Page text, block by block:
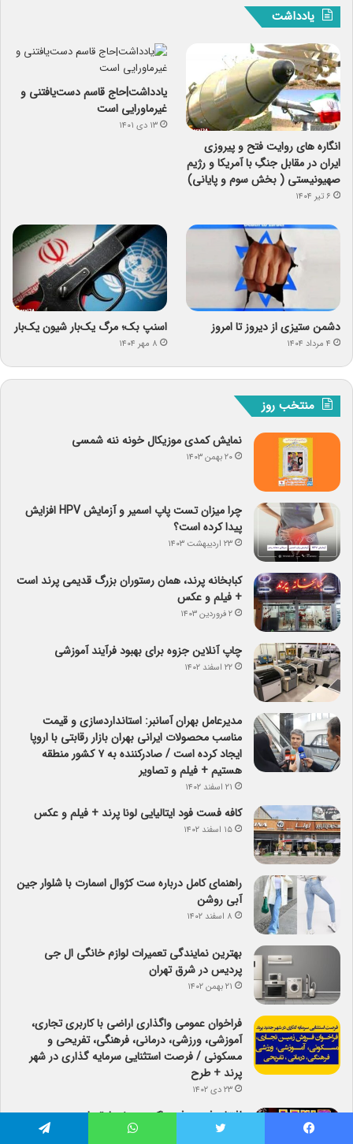
یادداشت
انگاره های روایت فتح و پیروزی
ایران در مقابل جنگِ با آمریکا و رژیم
صهیونیستی ( بخش سوم و پایانی)
۶ تیر ۱۴۰۴
یادداشت|حاج قاسم دست‌یافتنی و
غیرماورایی است
۱۳ دی ۱۴۰۱
دشمن ستیزی از دیروز تا امروز
۴ مرداد ۱۴۰۴
اسنپ ‌بک؛ مرگ یک‌بار شیون یک‌بار
۸ مهر ۱۴۰۴
منتخب روز
نمایش کمدی موزیکال خونه ننه شمسی
۲۰ بهمن ۱۴۰۳
چرا میزان تست پاپ اسمیر و آزمایش HPV افزایش
پیدا کرده است؟
۲۳ اردیبهشت ۱۴۰۳
کبابخانه پرند، همان رستوران بزرگ قدیمی پرند است
+ فیلم و عکس
۲ فروردین ۱۴۰۳
چاپ آنلاین جزوه برای بهبود فرآیند آموزشی
۲۲ اسفند ۱۴۰۲
مدیرعامل بهران آسانبر: استانداردسازی و قیمت
مناسب محصولات ایرانی بهران بازار رقابتی با اروپا
ایجاد کرده است / صادرکننده به ۷ کشور منطقه
هستیم + فیلم و تصاویر
۲۱ اسفند ۱۴۰۲
کافه فست فود ایتالیایی لونا پرند + فیلم و عکس
۱۵ اسفند ۱۴۰۲
راهنمای کامل درباره ست کژوال اسمارت با شلوار جین
آبی روشن
۸ اسفند ۱۴۰۲
بهترین نمایندگی تعمیرات لوازم خانگی ال جی
پردیس در شرق تهران
۲۱ بهمن ۱۴۰۲
فراخوان عمومی واگذاری اراضی با کاربری تجاری،
آموزشی، ورزشی، درمانی، فرهنگی، تفریحی و
مسکونی / فرصت استثنایی سرمایه گذاری در شهر
پرند + طرح
۲۳ دی ۱۴۰۲
افتتاح فست فود باکسی پرند + تصاویر